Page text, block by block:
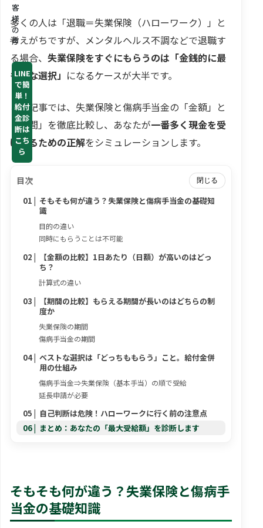
客
様
の
声
LINE
で簡
単！
給付
金診
断は
こち
ら
多くの人は「退職＝失業保険（ハローワーク）」と
考えがちですが、メンタルヘルス不調などで退職す
る場合、 失業保険をすぐにもらうのは「金銭的に最
も損な選択」 になるケースが大半です。
この記事では、失業保険と傷病手当金の「金額」と
「期間」を徹底比較し、あなたが一番多く現金を受
け取るための正解をシミュレーションします。
目次 閉じる
そもそも何が違う？失業保険と傷病手当金の基礎知
識
目的の違い
同時にもらうことは不可能
【金額の比較】1日あたり（日額）が高いのはどっ
ち？
計算式の違い
【期間の比較】もらえる期間が長いのはどちらの制
度か
失業保険の期間
傷病手当金の期間
ベストな選択は「どっちももらう」こと。給付金併
用の仕組み
傷病手当金⇒失業保険（基本手当）の順で受給
延長申請が必要
自己判断は危険！ハローワークに行く前の注意点
まとめ：あなたの「最大受給額」を診断します
そもそも何が違う？失業保険と傷病手
当金の基礎知識